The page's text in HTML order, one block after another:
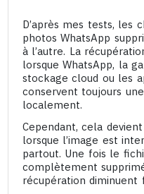
D’après mes tests, les
photos WhatsApp
à l’autre. La
lorsque WhatsApp, la
stockage cloud ou les
conservent toujours
localement.
Cependant, cela
lorsque l’image est
partout. Une fois le
complètement
récupération diminuent